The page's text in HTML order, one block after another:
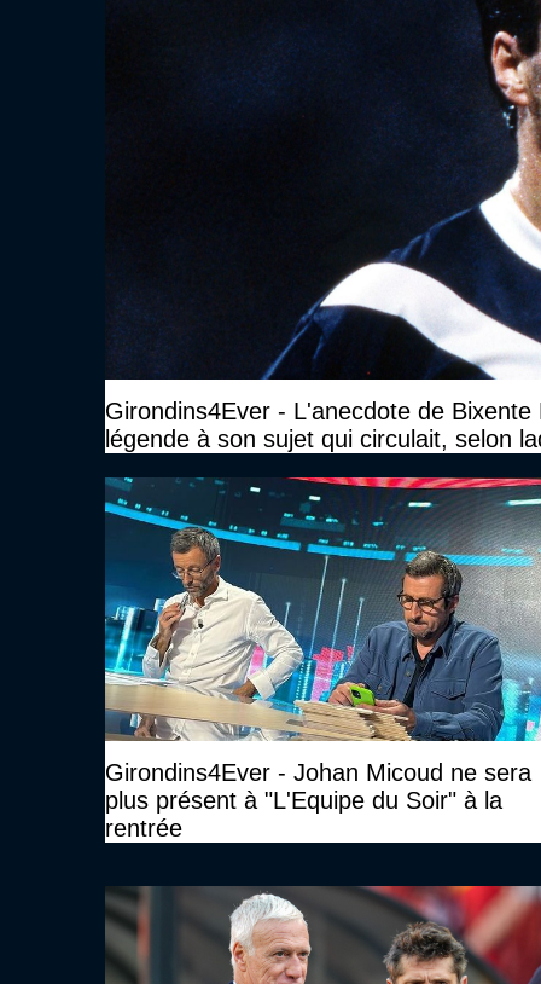
Girondins4Ever - L'anecdote de
légende à son sujet qui circulait, selon
Girondins4Ever - Johan Micoud ne sera
plus présent à "L'Equipe du Soir" à la
rentrée